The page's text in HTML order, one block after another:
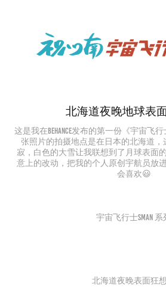
北海道夜晚地球表
这是我在Behance发布的第一份《宇宙飞行
张照片的拍摄地点是在日本的北海道
寂，白色的大雪让我联想到了月球表面
意上的改动，把我的个人原创宇航员放
宇宙飞行士Sman 系
北海道夜晚表面狂